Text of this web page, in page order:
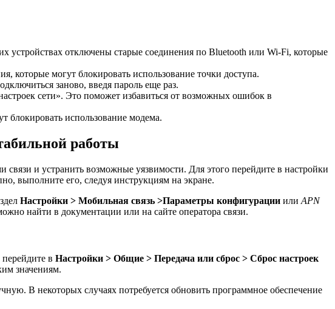
устройствах отключены старые соединения по Bluetooth или Wi-Fi, которые
которые могут блокировать использование точки доступа.
заново, введя пароль еще раз.
сети». Это поможет избавиться от возможных ошибок в
блокировать использование модема.
работы
и устранить возможные уязвимости. Для этого перейдите в настройки
выполните его, следуя инструкциям на экране.
Настройки > Мобильная связь >Параметры конфигурации или APN
найти в документации или на сайте оператора связи.
в Настройки > Общие > Передача или сброс > Сброс настроек
значениям.
В некоторых случаях потребуется обновить программное обеспечение